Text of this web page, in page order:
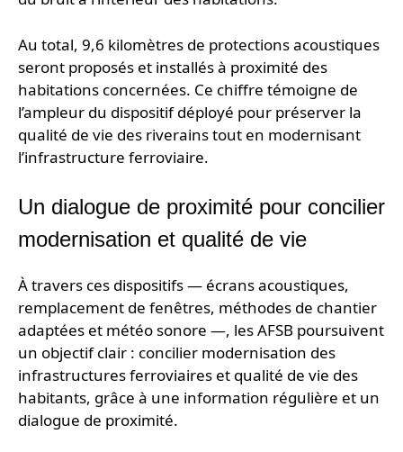
Au total, 9,6 kilomètres de protections acoustiques
seront proposés et installés à proximité des
habitations concernées. Ce chiffre témoigne de
l’ampleur du dispositif déployé pour préserver la
qualité de vie des riverains tout en modernisant
l’infrastructure ferroviaire.
Un dialogue de proximité pour concilier
modernisation et qualité de vie
À travers ces dispositifs — écrans acoustiques,
remplacement de fenêtres, méthodes de chantier
adaptées et météo sonore —, les AFSB poursuivent
un objectif clair : concilier modernisation des
infrastructures ferroviaires et qualité de vie des
habitants, grâce à une information régulière et un
dialogue de proximité.